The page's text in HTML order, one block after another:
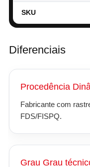
SKU
Diferenciais
Procedência
Fabricante com
FDS/FISPQ.
Grau Grau